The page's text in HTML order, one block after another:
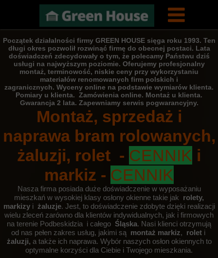
Początek działalności firmy GREEN HOUSE sięga roku 1993. Ten
długi okres pozwolił rozwinąć firmę do obecnej postaci. Lata
doświadczeń zdecydowały o tym, że polecamy Państwu dziś
usługi na najwyższym poziomie. Oferujemy profesjonalny
montaż, terminowość, niskie ceny przy wykorzystaniu
materiałów renomowanych firm polskich i
zagranicznych. Wyceny online na podstawie wymiarów klienta.
Pomiary u klienta. Zamówienia online. Montaż u klienta.
Gwarancja 2 lata. Zapewniamy serwis pogwarancyjny.
Montaż, sprzedaż i
naprawa bram rolowanych,
żaluzji, rolet - CENNIK i
markiz - CENNIK
Nasza firma posiada duże doświadczenie w wyposażaniu
mieszkań w wysokiej klasy osłony okienne takie jak rolety,
markizy i żaluzje. Jest, to doświadczenie zdobyte dzięki realizacji
wielu zleceń zarówno dla klientów indywidualnych, jak i firmowych
na terenie Podbeskidzia i całego Śląska. Nasi klienci otrzymują
od nas pełen zakres usług, jakimi są montaż markiz, roleti
żaluzji, a także ich naprawa. Wybór naszych osłon okiennych to
optymalne korzyści dla Ciebie i Twojego mieszkania.